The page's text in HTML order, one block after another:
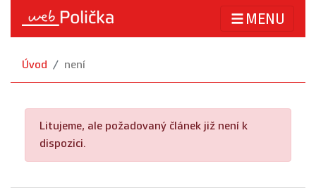
MENU
Úvod není
Litujeme, ale požadovaný článek již není k
dispozici.